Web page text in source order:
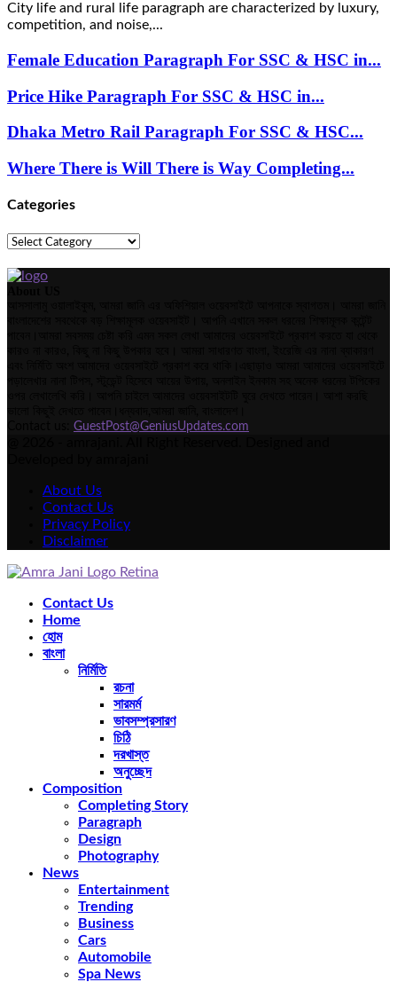
City life and rural life paragraph are characterized by luxury,
competition, and noise,...
Female Education Paragraph For SSC & HSC in...
Price Hike Paragraph For SSC & HSC in...
Dhaka Metro Rail Paragraph For SSC & HSC...
Where There is Will There is Way Completing...
Categories
Categories
GuestPost@GeniusUpdates.com
About Us
Contact Us
Privacy Policy
Disclaimer
Contact Us
Home
হোম
বাংলা
নির্মিতি
রচনা
সারমর্ম
ভাবসম্প্রসারণ
চিঠি
দরখাস্ত
অনুচ্ছেদ
Composition
Completing Story
Paragraph
Design
Photography
News
Entertainment
Trending
Business
Cars
Automobile
Spa News